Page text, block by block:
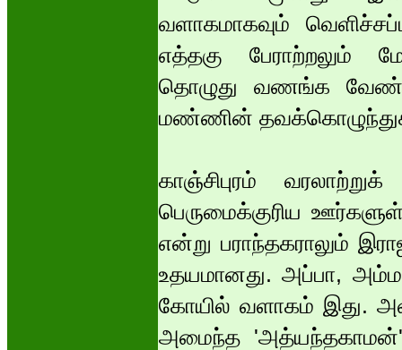
வளாகமாகவும்
எத்தகு பேராற்றலும்
தொழுது வணங்க
மண்ணின்
காஞ்சிபுரம்
பெருமைக்குரிய
என்று பராந்தகராலும்
உதயமானது. அப்பா,
கோயில் வளாகம் இது.
அமைந்த 'அத்யந்தகாமன்'